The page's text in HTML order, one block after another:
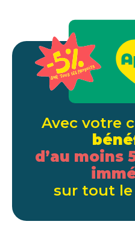
Avec votre
d’au moins
sur tout